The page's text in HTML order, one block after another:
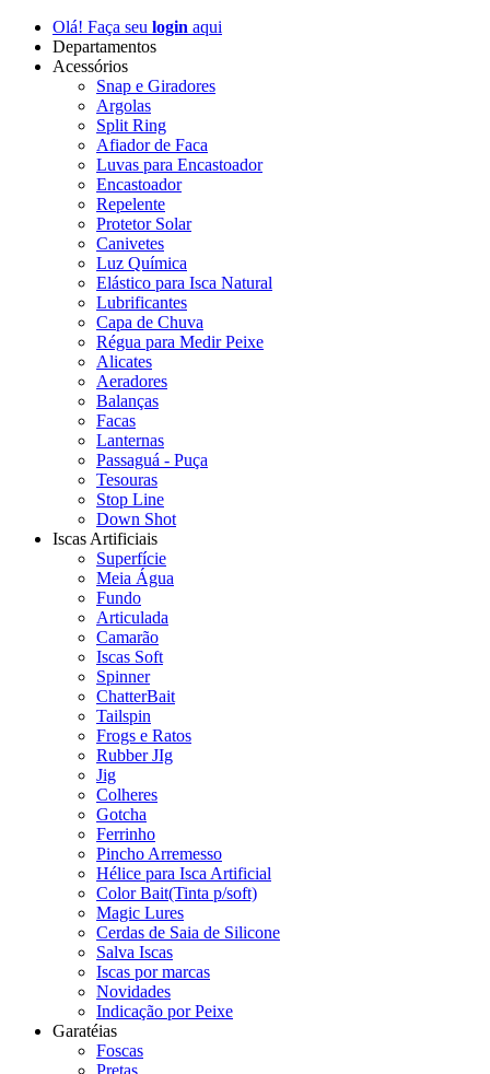
Olá! Faça seu login aqui
Departamentos
Acessórios
Snap e Giradores
Argolas
Split Ring
Afiador de Faca
Luvas para Encastoador
Encastoador
Repelente
Protetor Solar
Canivetes
Luz Química
Elástico para Isca Natural
Lubrificantes
Capa de Chuva
Régua para Medir Peixe
Alicates
Aeradores
Balanças
Facas
Lanternas
Passaguá - Puça
Tesouras
Stop Line
Down Shot
Iscas Artificiais
Superfície
Meia Água
Fundo
Articulada
Camarão
Iscas Soft
Spinner
ChatterBait
Tailspin
Frogs e Ratos
Rubber JIg
Jig
Colheres
Gotcha
Ferrinho
Pincho Arremesso
Hélice para Isca Artificial
Color Bait(Tinta p/soft)
Magic Lures
Cerdas de Saia de Silicone
Salva Iscas
Iscas por marcas
Novidades
Indicação por Peixe
Garatéias
Foscas
Pretas